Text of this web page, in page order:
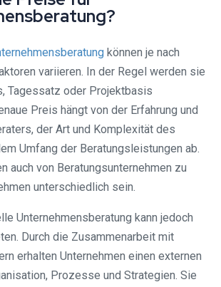
können je nach
variieren. In der Regel werden sie
Tagessatz oder Projektbasis
Preis hängt von der Erfahrung und
der Art und Komplexität des
Umfang der Beratungsleistungen ab.
auch von Beratungsunternehmen zu
unterschiedlich sein.
Unternehmensberatung kann jedoch
Durch die Zusammenarbeit mit
erhalten Unternehmen einen externen
Prozesse und Strategien. Sie